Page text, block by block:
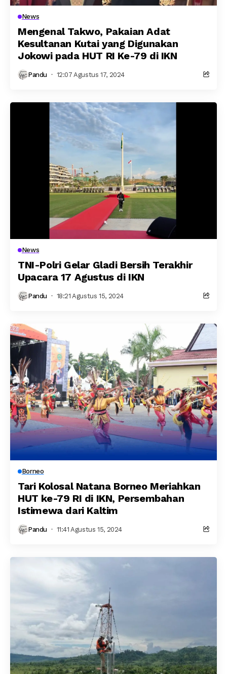
News
Mengenal Takwo, Pakaian Adat
Kesultanan Kutai yang Digunakan
Jokowi pada HUT RI Ke-79 di IKN
Pandu 12:07 Agustus 17, 2024
News
TNI-Polri Gelar Gladi Bersih Terakhir
Upacara 17 Agustus di IKN
Pandu 18:21 Agustus 15, 2024
Borneo
Tari Kolosal Natana Borneo Meriahkan
HUT ke-79 RI di IKN, Persembahan
Istimewa dari Kaltim
Pandu 11:41 Agustus 15, 2024